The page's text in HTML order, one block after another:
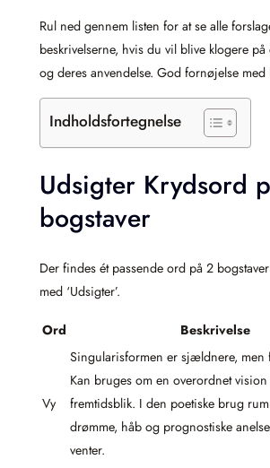
Rul ned gennem listen for at se alle
beskrivelserne, hvis du vil blive klogere
og deres anvendelse. God fornøjelse
Indholdsfortegnelse
Udsigter Krydsord
bogstaver
Der findes ét passende ord på 2
med ‘Udsigter’.
Ord Beskrivelse
Vy
Singularisformen er sjældnere, men
Kan bruges om en overordnet vision
fremtidsblik. I den poetiske brug
drømme, håb og prognostiske
venter.